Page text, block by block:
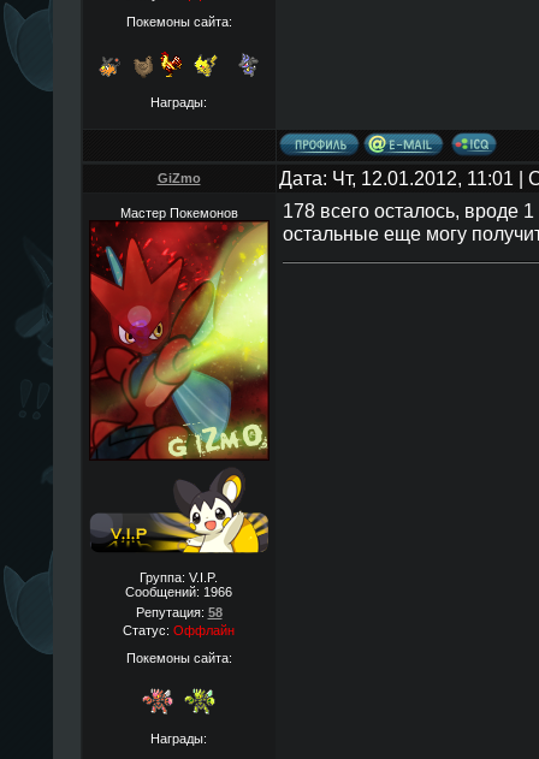
Покемоны сайта:
Награды:
GiZmo Дата: Чт, 12.01.2012, 11:01
Мастер Покемонов
Группа: V.I.P.
Сообщений: 1966
Репутация: 58
Статус: Оффлайн
Покемоны сайта:
Награды:
178 всего осталось, вроде
остальные еще могу